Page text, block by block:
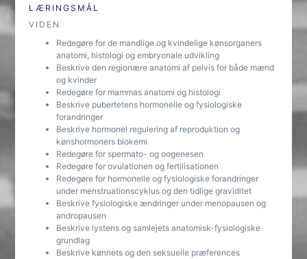
LÆRINGSMÅL
VIDEN
Redegøre for de mandlige og kvindelige kønsorganers
anatomi, histologi og embryonale udvikling
Beskrive den regionære anatomi af pelvis for både mænd
og kvinder
Redegøre for mammas anatomi og histologi
Beskrive pubertetens hormonelle og fysiologiske
forandringer
Beskrive hormonel regulering af reproduktion og
kønshormoners biokemi
Redegøre for spermato- og oogenesen
Redegøre for ovulationen og fertilisationen
Redegøre for hormonelle og fysiologiske forandringer
under menstruationscyklus og den tidlige graviditet
Beskrive fysiologiske ændringer under menopausen og
andropausen
Beskrive lystens og samlejets anatomisk-fysiologiske
grundlag
Beskrive kønnets og den seksuelle præferences